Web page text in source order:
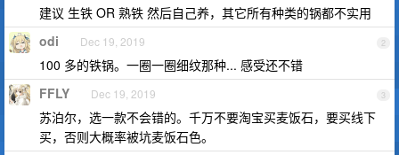
建议 生铁 OR 熟铁 然后自己养，其它所有种类的锅都不实用
2
odi Dec 19, 2019
100 多的铁锅。一圈一圈细纹那种... 感受还不错
3
FFLY Dec 19, 2019
苏泊尔，选一款不会错的。千万不要淘宝买麦饭石，要买线下
买，否则大概率被坑麦饭石色。